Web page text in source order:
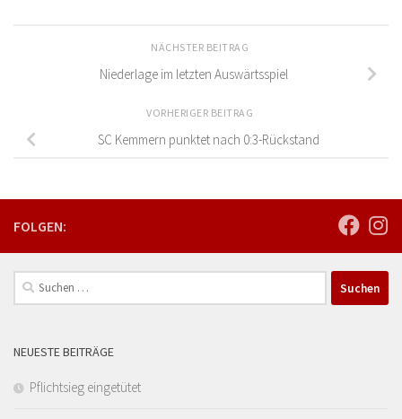
NÄCHSTER BEITRAG
Niederlage im letzten Auswärtsspiel
VORHERIGER BEITRAG
SC Kemmern punktet nach 0:3-Rückstand
FOLGEN:
Suchen
nach:
NEUESTE BEITRÄGE
Pflichtsieg eingetütet